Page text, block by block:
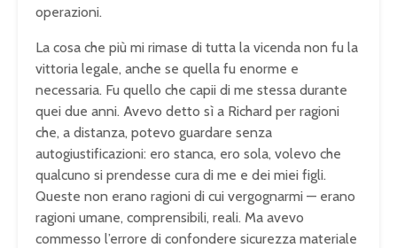
operazioni.
La cosa che più mi rimase di tutta la vicenda non fu la
vittoria legale, anche se quella fu enorme e
necessaria. Fu quello che capii di me stessa durante
quei due anni. Avevo detto sì a Richard per ragioni
che, a distanza, potevo guardare senza
autogiustificazioni: ero stanca, ero sola, volevo che
qualcuno si prendesse cura di me e dei miei figli.
Queste non erano ragioni di cui vergognarmi — erano
ragioni umane, comprensibili, reali. Ma avevo
commesso l’errore di confondere sicurezza materiale